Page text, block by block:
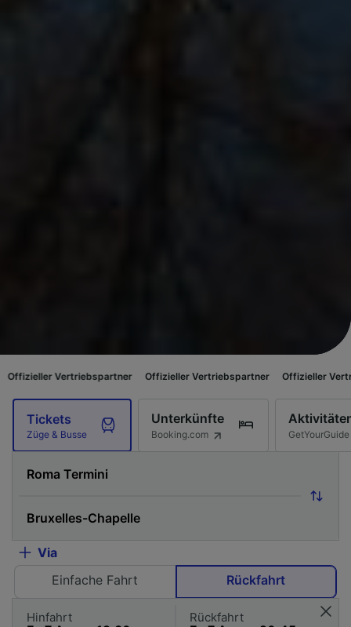
Offizieller Vertriebspartner Offizieller Vertriebspartner
Tickets
Züge & Busse
Unterkünfte
Booking.com GetYourGuide
Via
Einfache Fahrt
Rückfahrt
Hinfahrt Rückfahrt